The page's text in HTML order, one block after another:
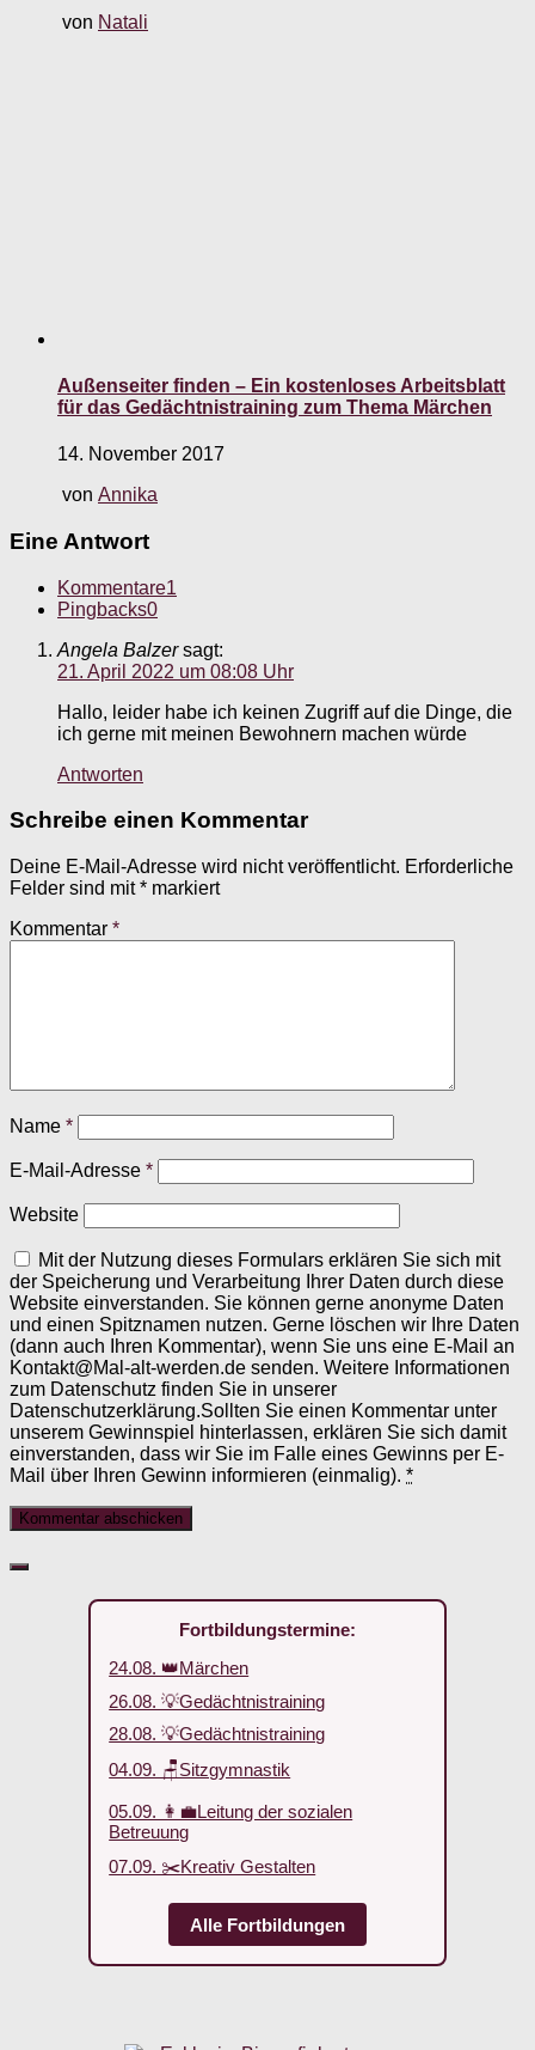
von Natali
Außenseiter finden – Ein kostenloses Arbeitsblatt
für das Gedächtnistraining zum Thema Märchen
14. November 2017
von Annika
Eine Antwort
Kommentare1
Pingbacks0
Angela Balzer sagt:
21. April 2022 um 08:08 Uhr
Hallo, leider habe ich keinen Zugriff auf die Dinge, die
ich gerne mit meinen Bewohnern machen würde
Antworten
Schreibe einen Kommentar
Deine E-Mail-Adresse wird nicht veröffentlicht. Erforderliche
Felder sind mit* markiert
Kommentar *
Name *
E-Mail-Adresse *
Website
Mit der Nutzung dieses Formulars erklären Sie sich mit
der Speicherung und Verarbeitung Ihrer Daten durch diese
Website einverstanden. Sie können gerne anonyme Daten
und einen Spitznamen nutzen. Gerne löschen wir Ihre Daten
(dann auch Ihren Kommentar), wenn Sie uns eine E-Mail an
Kontakt@Mal-alt-werden.de senden. Weitere Informationen
zum Datenschutz finden Sie in unserer
Datenschutzerklärung.Sollten Sie einen Kommentar unter
unserem Gewinnspiel hinterlassen, erklären Sie sich damit
einverstanden, dass wir Sie im Falle eines Gewinns per E-
Mail über Ihren Gewinn informieren (einmalig). *
Fortbildungstermine:
24.08. 👑Märchen
26.08. 💡Gedächtnistraining
28.08. 💡Gedächtnistraining
04.09. 🪑Sitzgymnastik
05.09. 👩‍💼Leitung der sozialen
Betreuung
07.09. ✂️Kreativ Gestalten
Alle Fortbildungen